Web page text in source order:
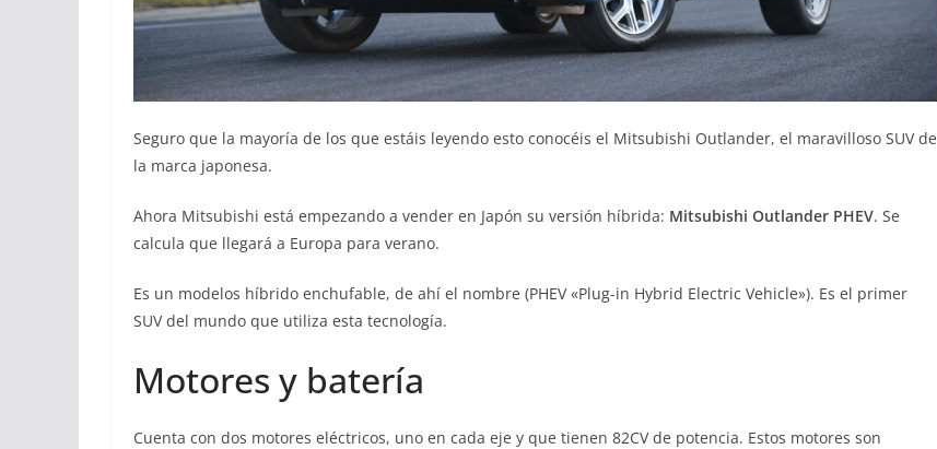
Seguro que la mayoría de los que estáis leyendo esto conocéis el Mitsubishi Outlander, el maravilloso SUV de
la marca japonesa.
Ahora Mitsubishi está empezando a vender en Japón su versión híbrida: Mitsubishi Outlander PHEV. Se
calcula que llegará a Europa para verano.
Es un modelos híbrido enchufable, de ahí el nombre (PHEV «Plug-in Hybrid Electric Vehicle»). Es el primer
SUV del mundo que utiliza esta tecnología.
Motores y batería
Cuenta con dos motores eléctricos, uno en cada eje y que tienen 82CV de potencia. Estos motores son